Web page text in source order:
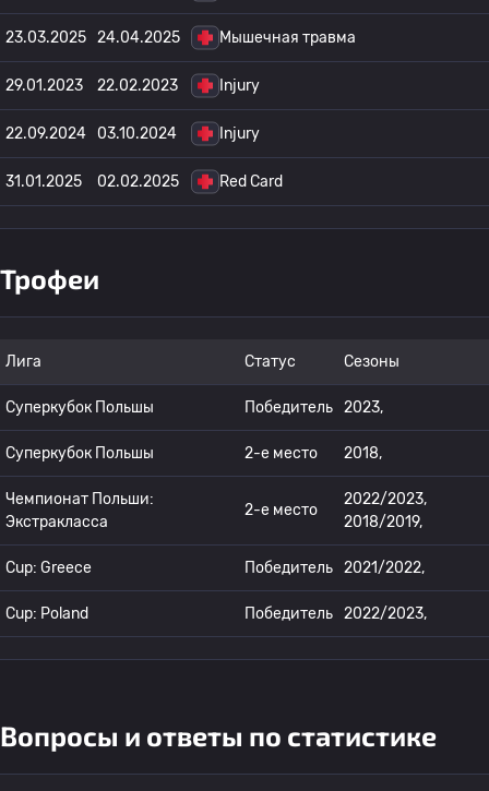
23.03.2025 24.04.2025 Мышечная травма
29.01.2023 22.02.2023 Injury
22.09.2024 03.10.2024 Injury
31.01.2025 02.02.2025 Red Card
Трофеи
Лига Статус Сезоны
Суперкубок Польшы Победитель 2023,
Суперкубок Польшы 2-е место 2018,
Чемпионат Польши:
Экстракласса
2-е место
2022/2023,
2018/2019,
Cup: Greece Победитель 2021/2022,
Cup: Poland Победитель 2022/2023,
Вопросы и ответы по статистике